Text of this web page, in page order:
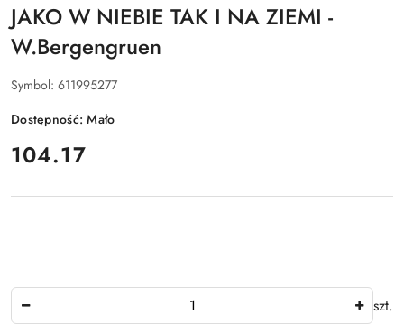
JAKO W NIEBIE TAK I NA ZIEMI -
W.Bergengruen
Symbol: 611995277
Dostępność:Mało
cena:
104.17
szt.